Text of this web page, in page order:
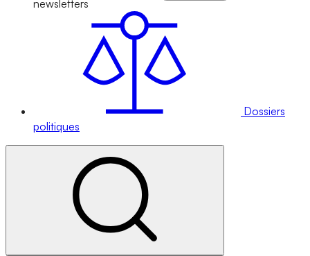
newsletters
Dossiers
politiques